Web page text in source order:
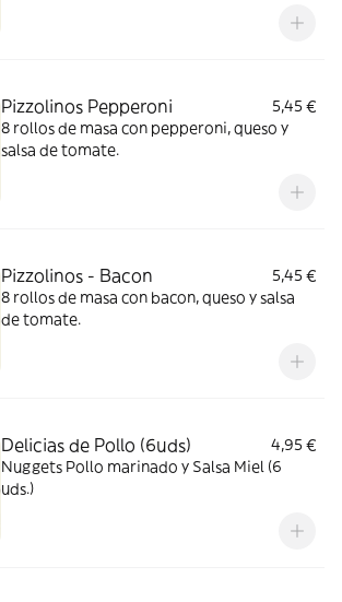
Pizzolinos Pepperoni
5,45 €
8 rollos de masa con pepperoni, queso y
salsa de tomate.
Pizzolinos - Bacon
5,45 €
8 rollos de masa con bacon, queso y salsa
de tomate.
Delicias de Pollo (6uds)
4,95 €
Nuggets Pollo marinado y Salsa Miel (6
uds.)